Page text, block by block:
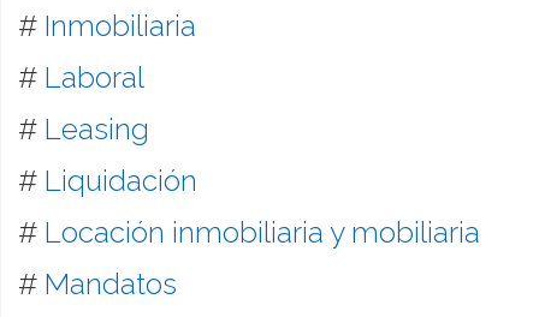
# Inmobiliaria
# Laboral
# Leasing
# Liquidación
# Locación inmobiliaria y mobiliaria
# Mandatos